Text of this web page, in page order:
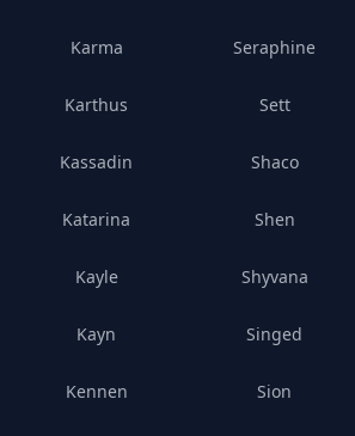
Karma
Karthus
Kassadin
Katarina
Kayle
Kayn
Kennen
Seraphine
Sett
Shaco
Shen
Shyvana
Singed
Sion